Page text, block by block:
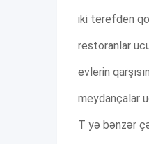
iki terefden
restoranlar
evlerin
meydançalar
T yə bənzər